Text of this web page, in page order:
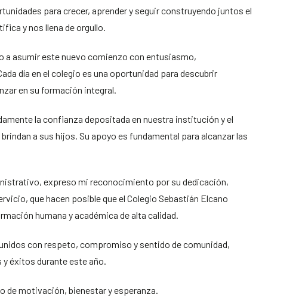
para crecer, aprender y seguir construyendo juntos el
y nos llena de orgullo.
asumir este nuevo comienzo con entusiasmo,
día en el colegio es una oportunidad para descubrir
en su formación integral.
la confianza depositada en nuestra institución y el
a sus hijos. Su apoyo es fundamental para alcanzar las
expreso mi reconocimiento por su dedicación,
que hacen posible que el Colegio Sebastián Elcano
humana y académica de alta calidad.
con respeto, compromiso y sentido de comunidad,
éxitos durante este año.
de motivación, bienestar y esperanza.